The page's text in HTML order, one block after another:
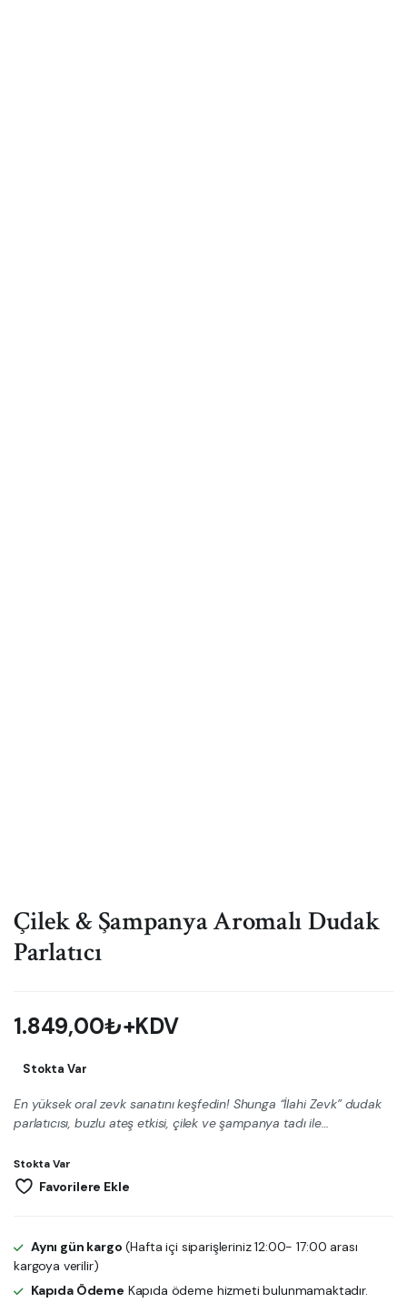
Çilek & Şampanya Aromalı Dudak
Parlatıcı
1.849,00₺+KDV
Stokta Var
En yüksek oral zevk sanatını keşfedin! Shunga “İlahi Zevk” dudak
parlatıcısı, buzlu ateş etkisi, çilek ve şampanya tadı ile…
Stokta Var
Favorilere Ekle
Aynı gün kargo (Hafta içi siparişleriniz 12:00- 17:00 arası
kargoya verilir)
Kapıda Ödeme Kapıda ödeme hizmeti bulunmamaktadır.